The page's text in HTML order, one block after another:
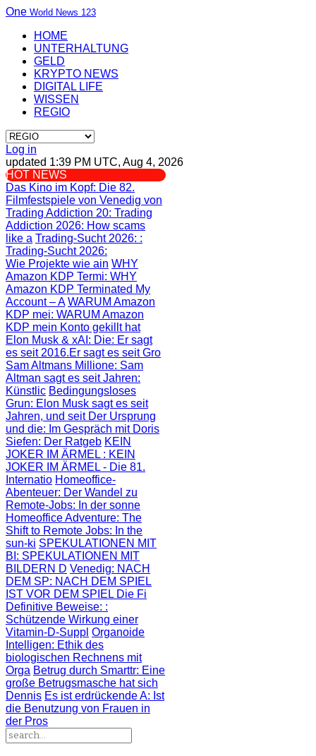
One World News 123
HOME
UNTERHALTUNG
GELD
KRYPTO NEWS
DIGITAL LIFE
WISSEN
REGIO
Log in
updated 1:39 PM UTC, Aug 4, 2026
HOT NEWS
Das Kino im Kopf: Die 82.
Filmfestspiele von Venedig von
Trading Addiction 20: Trading
Addiction 2026: How scams
like a Trading-Sucht 2026: :
Trading-Sucht 2026:
Wie Projekte wie ain WHY
Amazon KDP Termi: WHY
Amazon KDP Terminated My
Account – A WARUM Amazon
KDP mei: WARUM Amazon
KDP mein Konto gekillt hat
Elon Musk & xAI: Die: Er sagt
es seit 2016.Er sagt es seit Gro
Sam Altmans Millione: Sam
Altman sagt es seit Jahren:
Künstlic Bedingungsloses
Grun: Elon Musk sagt es seit
Jahren, und seit Der Ursprung
und die: Im Gespräch mit Doris
Siefen: Der Ratgeb KEIN
JOKER IM ÄRMEL : KEIN
JOKER IM ÄRMEL - Die 81.
Internatio Homeoffice-
Abenteuer: Der Wandel zu
Remote-Jobs: In der sonne
Homeoffice Adventure: The
Shift to Remote Jobs: In the
sun-ki SPEKULATIONEN MIT
BI : SPEKULATIONEN MIT
BILDERN D Venedig: NACH
DEM SP: NACH DEM SPIEL
IST VOR DEM SPIEL Die Fi
Definitive Beweise: :
Schützende Wirkung einer
Vitamin-D-Suppl Organoide
Intelligen: Ethik des
biologischen Rechnens mit
Orga Betrug durch Smarttr: Eine
große Betrugsmasche hat sich
Dennis Es ist erdrückende A: Ist
die Benutzung von Frauen in
der Pros